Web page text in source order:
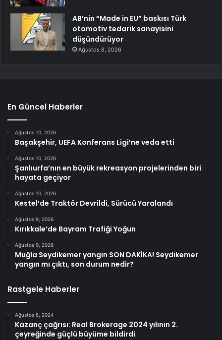
AB’nin “Made in EU” baskısı Türk
otomotiv tedarik sanayisini
düşündürüyor
Ağustos 8, 2026
En Güncel Haberler
Ağustos 10, 2026
Başakşehir, UEFA Konferans Ligi’ne veda etti
Ağustos 10, 2026
Şanlıurfa’nın en büyük rekreasyon projelerinden biri
hayata geçiyor
Ağustos 10, 2026
Kestel’de Traktör Devrildi, Sürücü Yaralandı
Ağustos 9, 2026
Kırıkkale’de Bayram Trafiği Yoğun
Ağustos 9, 2026
Muğla Seydikemer yangın SON DAKİKA! Seydikemer
yangın mı çıktı, son durum nedir?
Rastgele Haberler
Ağustos 8, 2024
Kazanç çağrısı: Real Brokerage 2024 yılının 2.
çeyreğinde güçlü büyüme bildirdi